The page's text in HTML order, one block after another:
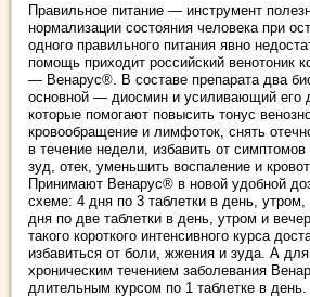
Правильное питание ― инструмент
нормализации состояния человека при
одного правильного питания явно
помощь приходит российский венотоник
― Венарус®. В составе препарата два
основной — диоcмин и усиливающий его
которые помогают повысить тонус
кровообращение и лимфоток, снять
в течение недели, избавить от симптомов
зуд, отек, уменьшить воспаление и
Принимают Венарус® в новой удобной
схеме: 4 дня по 3 таблетки в день,
дня по две таблетки в день, утром и
такого короткого интенсивного курса
избавиться от боли, жжения и зуда. А
хроническим течением заболевания
длительным курсом по 1 таблетке в день.